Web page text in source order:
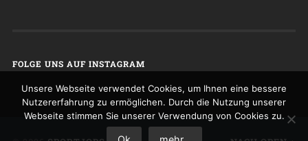
FOLGE UNS AUF INSTAGRAM
Unsere Webseite verwendet Cookies, um Ihnen eine bessere
Nutzererfahrung zu ermöglichen. Durch die Nutzung unserer
Webseite stimmen Sie unserer Verwendung von Cookies zu.